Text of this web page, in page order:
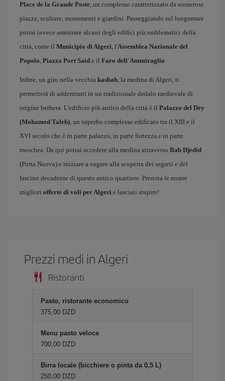
Place de la Grande Poste, un complesso caratterizzato da numerose
piazze, sculture, monumenti e giardini. Passeggiando sul lungomare
potrai invece ammirare alcuni degli edifici più emblematici della
città, come il Municipio di Algeri, l'Assemblea Nazionale del
Popolo, Piazza Port Said e il Faro dell'Ammiraglio.
Infine, un giro nella vecchia kasbah, la medina di Algeri, ti
permetterà di addentrarti in un tradizionale dedalo medievale di
origine berbera. L'edificio più antico della città è il Palazzo del Dey
(Mohamed Taleb), un superbo complesso edificato tra il XIII e il
XVI secolo che è in parte palazzo, in parte fortezza e in parte
moschea. Da qui potrai accedere alla medina attraverso Bab Djedid
(Porta Nuova) e iniziare a vagare alla scoperta dei segreti e del
fascino decadente di questo antico quartiere. Prenota le nostre
migliori offerte di voli per Algeri e lasciati stupire!
Prezzi medi in Algeri
Ristoranti
Pasto, ristorante economico
375,00 DZD
Menu pasto veloce
700,00 DZD
Birra locale (bicchiere o pinta da 0,5 L)
250,00 DZD